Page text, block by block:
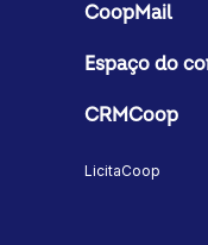
CoopMail
Espaço do
CRMCoop
LicitaCoop